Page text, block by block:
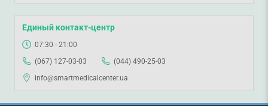
Единый контакт-центр
07:30 - 21:00
(067) 127-03-03
(044) 490-25-03
info@smartmedicalcenter.ua